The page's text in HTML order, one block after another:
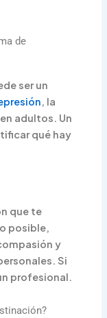
de
ser un
, la
adultos. Un
qué hay
que te
posible,
y
Si
profesional.